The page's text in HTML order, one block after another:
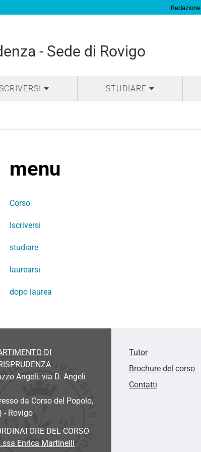
Redazione
- Sede di Rovigo
STUDIARE
menu
Corso
Iscriversi
studiare
laurearsi
dopo laurea
DI
Angeli, via D. Angeli
da Corso del Popolo,
- Rovigo
DEL CORSO
Enrica Martinelli
Tutor
Brochure del corso
Contatti